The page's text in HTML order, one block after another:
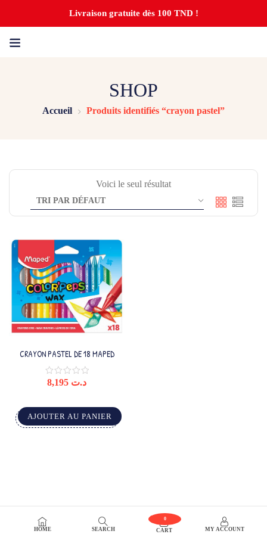
Livraison gratuite dès 100 TND !
SHOP
Accueil Produits identifiés “crayon pastel”
Voici le seul résultat
CRAYON PASTEL DE 18 MAPED
د.ت
AJOUTER AU PANIER
HOME SEARCH
0
CART MY ACCOUNT